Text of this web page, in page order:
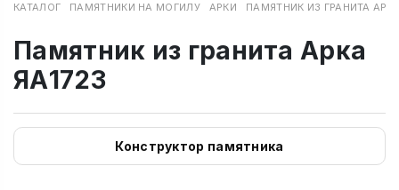
КАТАЛОГ ПАМЯТНИКИ НА МОГИЛУ АРКИ ПАМЯТНИК ИЗ ГРАНИТА
Памятник из гранита Арка
ЯА1723
Конструктор памятника